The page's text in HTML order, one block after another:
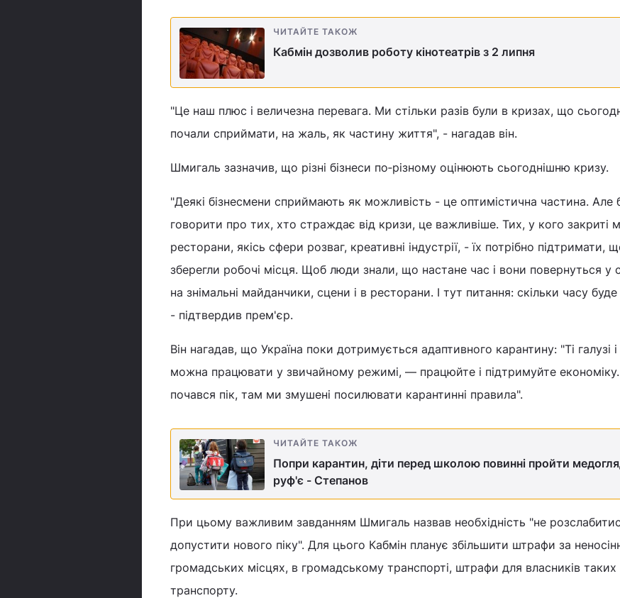
ЧИТАЙТЕ ТАКОЖ
Кабмін дозволив роботу кінотеатрів з 2 липня
"Це наш плюс і величезна перевага. Ми стільки разів були в кризах, що
почали сприймати, на жаль, як частину життя", - нагадав він.
Шмигаль зазначив, що різні бізнеси по‑різному оцінюють сьогоднішню кризу.
"Деякі бізнесмени сприймають як можливість - це оптимістична частина. Але
говорити про тих, хто страждає від кризи, це важливіше. Тих, у кого закриті
ресторани, якісь сфери розваг, креативні індустрії, - їх потрібно підтримати,
зберегли робочі місця. Щоб люди знали, що настане час і вони повернуться у
на знімальні майданчики, сцени і в ресторани. І тут питання: скільки часу
- підтвердив прем'єр.
Він нагадав, що Україна поки дотримується адаптивного карантину: "Ті галузі
можна працювати у звичайному режимі, — працюйте і підтримуйте
почався пік, там ми змушені посилювати карантинні правила".
ЧИТАЙТЕ ТАКОЖ
Попри карантин, діти перед школою повинні пройти
руф'є - Степанов
При цьому важливим завданням Шмигаль назвав необхідність "не
допустити нового піку". Для цього Кабмін планує збільшити штрафи за
громадських місцях, в громадському транспорті, штрафи для власників таких
транспорту.